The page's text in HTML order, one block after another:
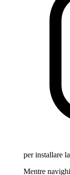
per installare
Mentre